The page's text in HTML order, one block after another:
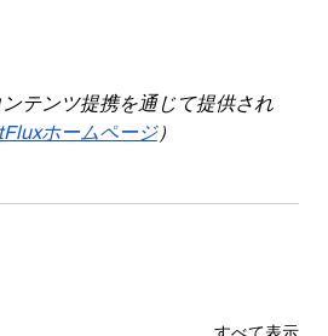
テンツ提携を通じて提供され
ホームページ）